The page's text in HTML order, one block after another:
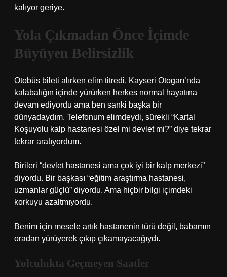
kalıyor geriye.
Yola Çıkmadan Önce İçimde
Büyüyen Belirsizlik
Otobüs bileti alırken elim titredi. Kayseri Otogarı’nda
kalabalığın içinde yürürken herkes normal hayatına
devam ediyordu ama ben sanki başka bir
dünyadaydım. Telefonum elimdeydi, sürekli “Kartal
Koşuyolu kalp hastanesi özel mi devlet mi?” diye tekrar
tekrar aratıyordum.
Birileri “devlet hastanesi ama çok iyi bir kalp merkezi”
diyordu. Bir başkası “eğitim araştırma hastanesi,
uzmanlar güçlü” diyordu. Ama hiçbir bilgi içimdeki
korkuyu azaltmıyordu.
Benim için mesele artık hastanenin türü değil, babamın
oradan yürüyerek çıkıp çıkamayacağıydı.
Yolculukta Geçmeyen Saatler